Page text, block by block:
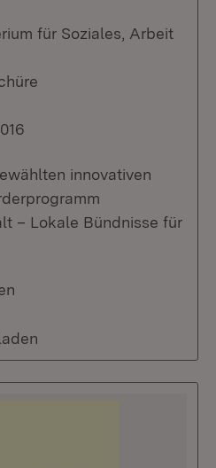
für Soziales, Arbeit
innovativen
– Lokale Bündnisse für